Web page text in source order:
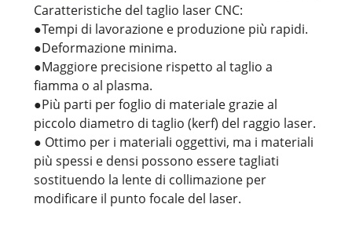
Caratteristiche del taglio laser CNC:
●Tempi di lavorazione e produzione più rapidi.
●Deformazione minima.
●Maggiore precisione rispetto al taglio a
fiamma o al plasma.
●Più parti per foglio di materiale grazie al
piccolo diametro di taglio (kerf) del raggio laser.
● Ottimo per i materiali oggettivi, ma i materiali
più spessi e densi possono essere tagliati
sostituendo la lente di collimazione per
modificare il punto focale del laser.